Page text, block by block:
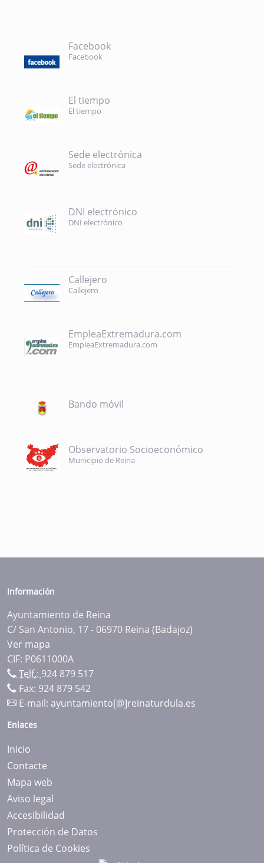
Facebook
Facebook
El tiempo
El tiempo
Sede electrónica
Sede electrónica
DNI electrónico
DNI electrónico
Callejero
Callejero
EmpleaExtremadura.com
EmpleaExtremadura.com
Bando móvil
Observatorio Socioeconómico
Municipio de Reina
Información
Ayuntamiento de Reina
C/ San Antonio, 17 - 06970 Reina (Badajoz)
Ver mapa
CIF: P0611000A
Telf.: 924 879 517
Fax: 924 879 542
E-mail: ayuntamiento[@]reinaturdula.es
Enlaces
Inicio
Contacte
Mapa web
Aviso legal
Accesibilidad
Protección de Datos
Política de Cookies